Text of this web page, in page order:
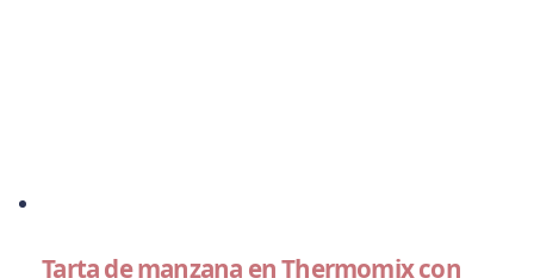
Tarta de manzana en Thermomix con